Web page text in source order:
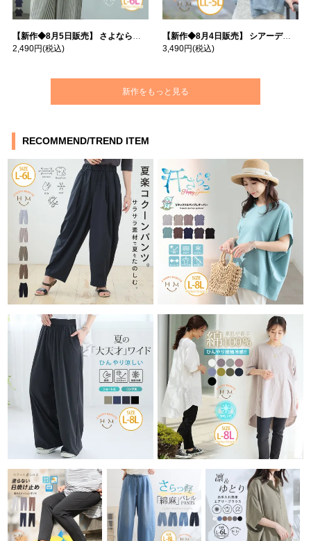
【新作◆8月5日販売】 さよなら猛暑 涼しさを着る 遮熱 接触冷感 吸水・速乾 五分袖 コンフォートメッシュ 配色レイヤード 風ゆる Tシャツ | 大きいサイズの通販ならハッピーマリリン
2,490円(税込)
【新作◆8月4日販売】 シアーデニムで お洒落に肌隠し | 大きいサイズの通販ならハッピーマリリン
3,490円(税込)
新作をもっと見る
RECOMMEND/TREND ITEM